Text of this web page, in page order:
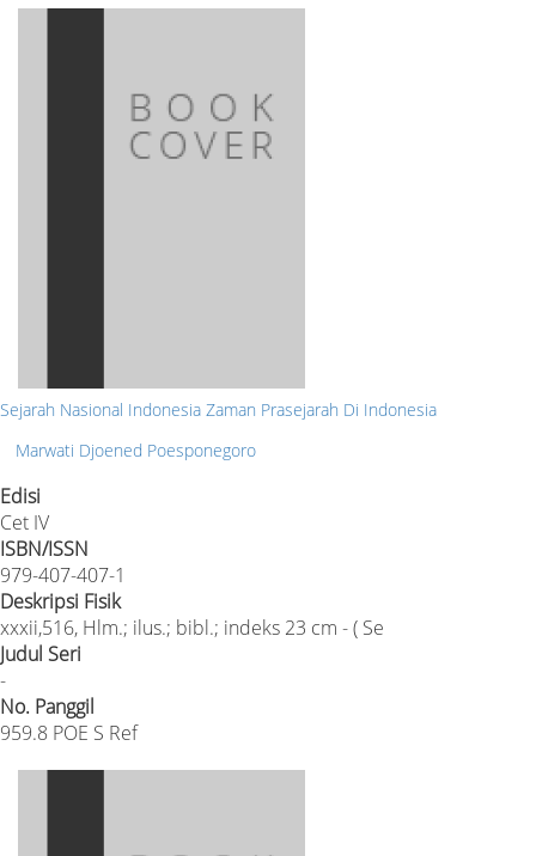
Sejarah Nasional Indonesia Zaman Prasejarah Di Indonesia
Marwati Djoened Poesponegoro
Edisi
Cet IV
ISBN/ISSN
979-407-407-1
Deskripsi Fisik
xxxii,516, Hlm.; ilus.; bibl.; indeks 23 cm - ( Se
Judul Seri
-
No. Panggil
959.8 POE S Ref